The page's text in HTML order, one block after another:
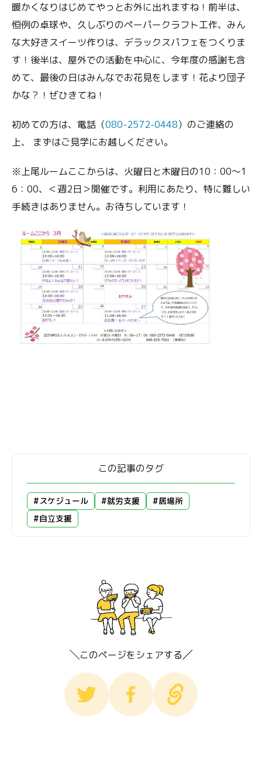
暖かくなりはじめてやっとお外に出れますね！前半は、
恒例の卓球や、久しぶりのペーパークラフト工作、みん
な大好きスイーツ作りは、デラックスパフェをつくりま
す！後半は、屋外での活動を中心に、今年度の感謝も含
めて、最後の日はみんなでお花見をします！花より団子
かな？！ぜひきてね！
初めての方は、電話（080-2572-0448）のご連絡の
上、 まずはご見学にお越しください。
※上尾ルームここからは、火曜日と木曜日の10：00～1
6：00、＜週2日＞開催です。利用にあたり、特に難しい
手続きはありません。お待ちしています！
この記事のタグ
#スケジュール #就労支援
#居場所
#自立支援
このページをシェアする